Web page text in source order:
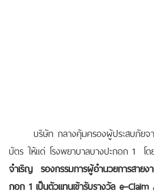
บริษัท กลางคุ้มครองผู้ประสบภัยจ
บัตร ให้แด่ โรงพยาบาลบางปะกอก 1 โด
จำเริญ รองกรรมการผู้อำนวยการสายง
กอก 1 เป็นตัวแทนเข้ารับรางวัล e–Claim